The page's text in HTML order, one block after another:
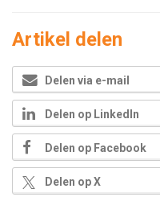
Artikel delen
Delen via e-mail
Delen op LinkedIn
Delen op Facebook
Delen op X